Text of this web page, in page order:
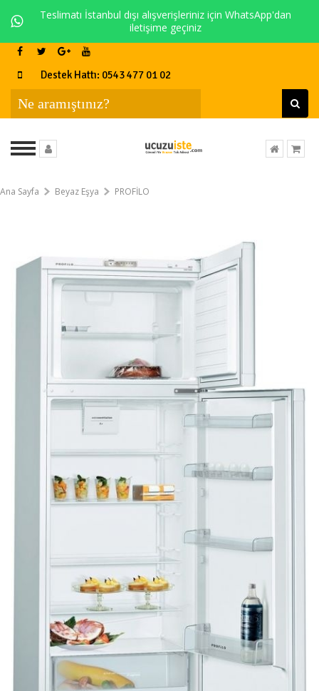
Teslimatı İstanbul dışı alışverişleriniz için WhatsApp'dan
iletişime geçiniz
Destek Hattı: 0543 477 01 02
Ana Sayfa Beyaz Eşya PROFİLO